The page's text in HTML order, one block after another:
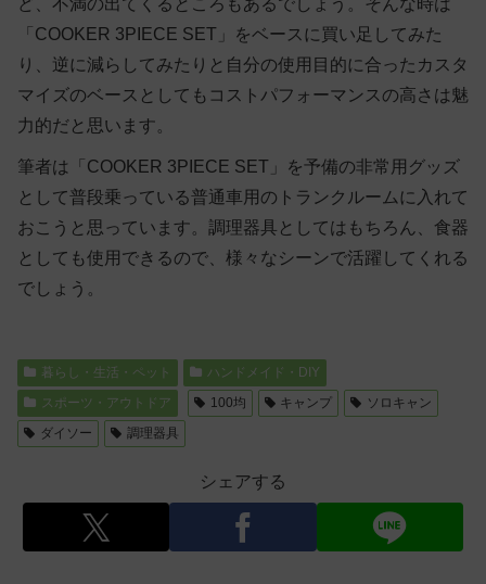
ど、不満の出てくるところもあるでしょう。そんな時は
「COOKER 3PIECE SET」をベースに買い足してみた
り、逆に減らしてみたりと自分の使用目的に合ったカスタ
マイズのベースとしてもコストパフォーマンスの高さは魅
力的だと思います。
筆者は「COOKER 3PIECE SET」を予備の非常用グッズ
として普段乗っている普通車用のトランクルームに入れて
おこうと思っています。調理器具としてはもちろん、食器
としても使用できるので、様々なシーンで活躍してくれる
でしょう。
暮らし・生活・ペット
ハンドメイド・DIY
スポーツ・アウトドア
100均 キャンプ
ソロキャン
ダイソー
調理器具
シェアする